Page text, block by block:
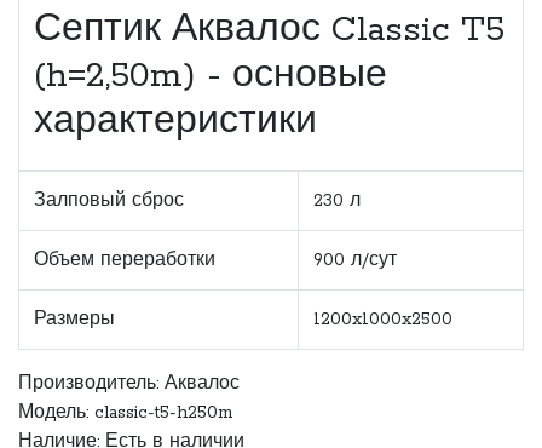
Септик Аквалос Classic T5
(h=2,50m) - основые
характеристики
Залповый сброс 230 л
Объем переработки 900 л/сут
Размеры 1200x1000x2500
Производитель: Аквалос
Модель: classic-t5-h250m
Наличие: Есть в наличии